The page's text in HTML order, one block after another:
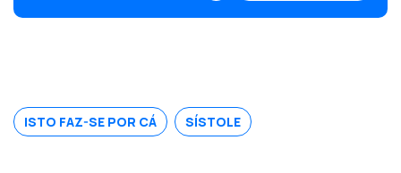
autoria de Renato Cruz Santos e Duarte
Ferreira.
ISTO FAZ-SE POR CÁ SÍSTOLE